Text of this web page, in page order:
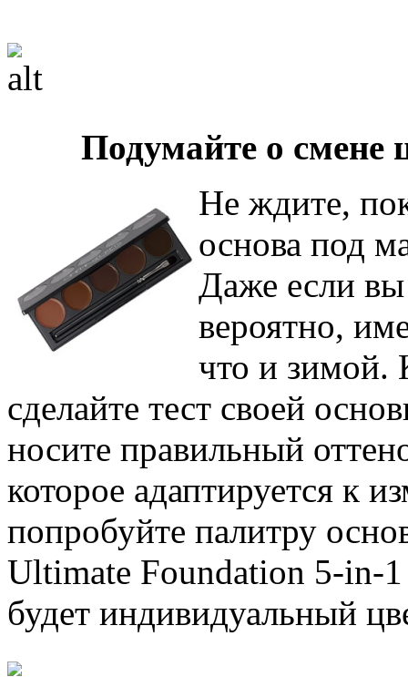
Подумайте о смене
Не ждите,
основа под
Даже если вы
вероятно,
что и зимой.
сделайте тест своей
носите правильный
которое адаптируется к
попробуйте палитру
Ultimate Foundation 5-in-
будет индивидуальный